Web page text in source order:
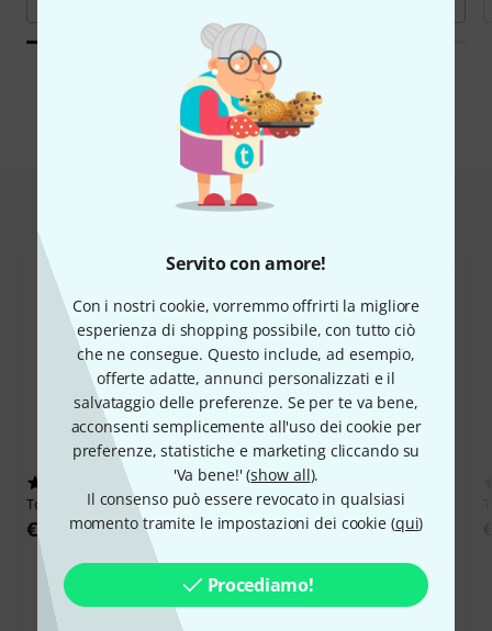
Servito con amore!
Con i nostri cookie, vorremmo offrirti la migliore
esperienza di shopping possibile, con tutto ciò
che ne consegue. Questo include, ad esempio,
offerte adatte, annunci personalizzati e il
salvataggio delle preferenze. Se per te va bene,
acconsenti semplicemente all'uso dei cookie per
preferenze, statistiche e marketing cliccando su
'Va bene!' (show all).
Il consenso può essere revocato in qualsiasi
momento tramite le impostazioni dei cookie (qui)
Procediamo!
Tutte le marche
Hot Deals
Toontrack EBX Value Pack
€ 169
ToontrackSDX The Rooms of
Hansa